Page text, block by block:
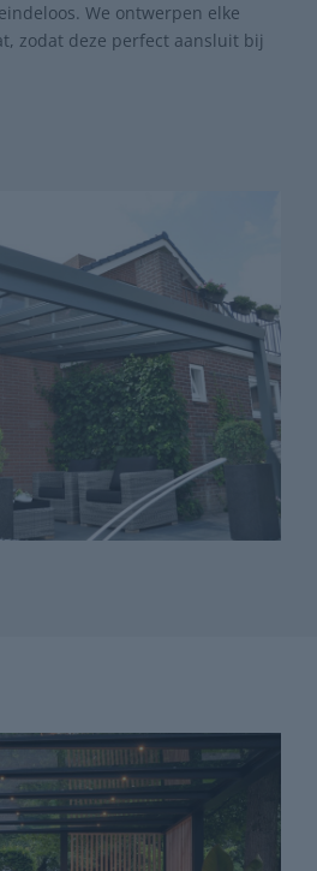
We ontwerpen elke
zodat deze perfect aansluit bij